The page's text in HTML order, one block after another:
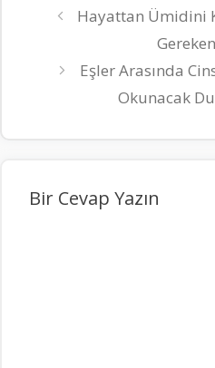
Hayattan Ümidini
Eşler Arasında
Okunacak
Bir Cevap Yazın